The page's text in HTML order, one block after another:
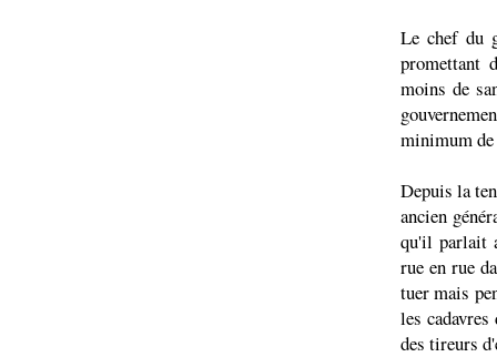
Le chef du
promettant
moins de
minimum
Depuis la
ancien
qu'il parlait
rue en rue
tuer mais
les
des tireurs